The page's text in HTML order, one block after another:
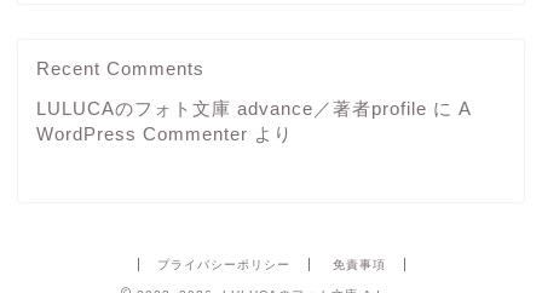
Recent Comments
LULUCAのフォト文庫 advance／著者profile に A
WordPress Commenter より
プライバシーポリシー 免責事項